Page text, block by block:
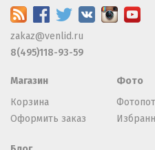
zakaz@venlid.ru
8(495)118-93-59
Магазин
Корзина
Оформить заказ
Фото